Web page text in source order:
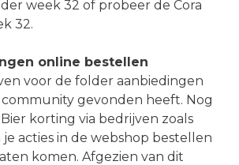
week 32 of probeer de Cora
32.
online bestellen
voor de folder aanbiedingen
gevonden heeft. Nog
korting via bedrijven zoals
je acties in de webshop bestellen
komen. Afgezien van dit